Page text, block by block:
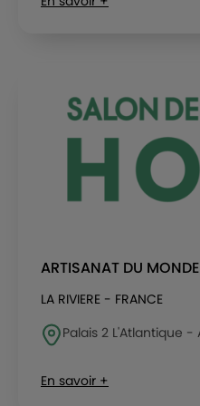
ARTISANAT DU MONDE
LA RIVIERE - FRANCE
Palais 2 L'Atlantique -
En savoir +